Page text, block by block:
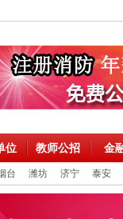
位 教师公招 金
台 潍坊 济宁 泰安